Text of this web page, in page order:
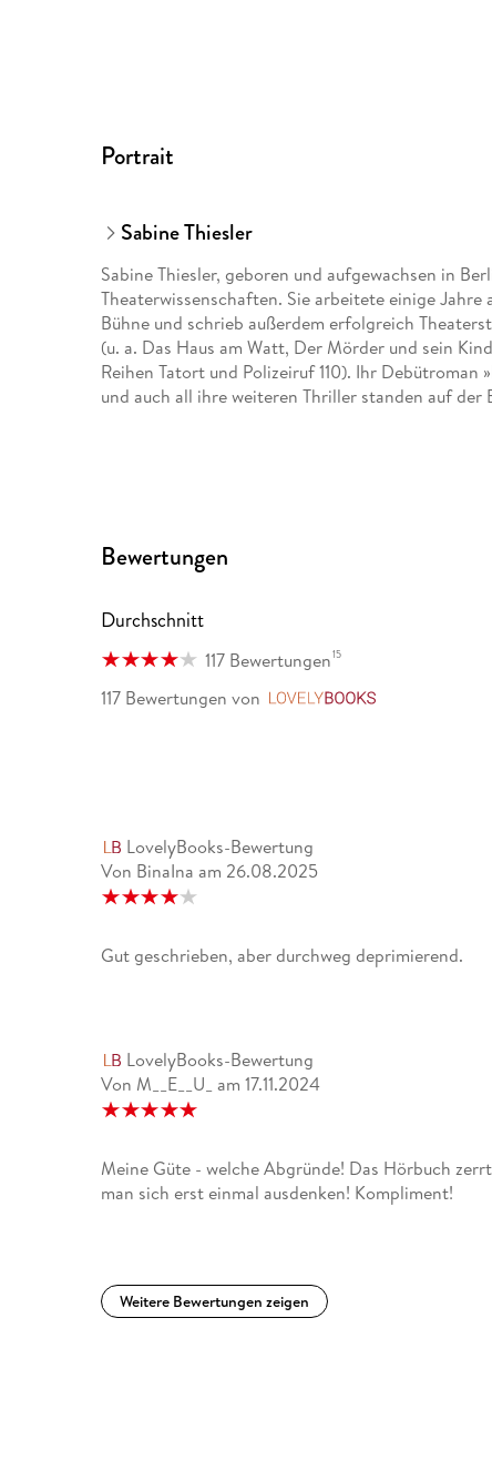
Portrait
Sabine Thiesler
Sabine Thiesler, geboren und aufgewachsen in
Theaterwissenschaften. Sie arbeitete einige
Bühne und schrieb außerdem erfolgreich
(u. a. Das Haus am Watt, Der Mörder und sein
Reihen Tatort und Polizeiruf 110). Ihr
und auch all ihre weiteren Thriller standen auf der
Bewertungen
Durchschnitt
117 Bewertungen15
117 Bewertungen von
LovelyBooks-Bewertung
Von BinaIna am 26.08.2025
Gut geschrieben, aber durchweg deprimierend.
LovelyBooks-Bewertung
Von M__E__U_ am 17.11.2024
Meine Güte - welche Abgründe! Das Hörbuch
man sich erst einmal ausdenken! Kompliment!
Weitere Bewertungen zeigen